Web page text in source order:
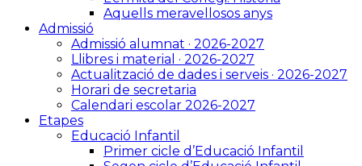
Aquells meravellosos anys
Admissió
Admissió alumnat · 2026-2027
Llibres i material · 2026-2027
Actualització de dades i serveis · 2026-2027
Horari de secretaria
Calendari escolar 2026-2027
Etapes
Educació Infantil
Primer cicle d’Educació Infantil